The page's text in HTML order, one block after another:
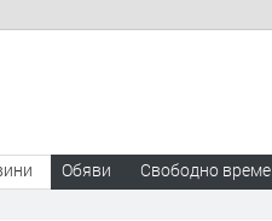
Обяви Свободно време